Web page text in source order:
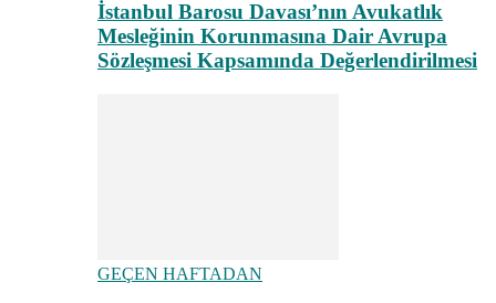
İstanbul Barosu Davası’nın Avukatlık
Mesleğinin Korunmasına Dair Avrupa
Sözleşmesi Kapsamında Değerlendirilmesi
GEÇEN HAFTADAN